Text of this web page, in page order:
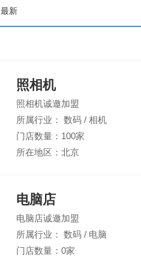
最新
照相机
照相机诚邀加盟
所属行业： 数码 / 相机
门店数量：100家
所在地区：北京
电脑店
电脑店诚邀加盟
所属行业： 数码 / 电脑
门店数量：0家